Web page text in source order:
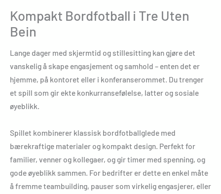
Kompakt Bordfotball i Tre Uten
Bein
Lange dager med skjermtid og stillesitting kan gjøre det
vanskelig å skape engasjement og samhold – enten det er
hjemme, på kontoret eller i konferanserommet. Du trenger
et spill som gir ekte konkurransefølelse, latter og sosiale
øyeblikk.
Spillet kombinerer klassisk bordfotballglede med
bærekraftige materialer og kompakt design. Perfekt for
familier, venner og kollegaer, og gir timer med spenning, og
gode øyeblikk sammen. For bedrifter er dette en enkel måte
å fremme teambuilding, pauser som virkelig engasjerer, eller